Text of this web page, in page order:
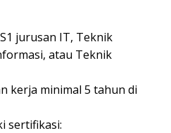
jurusan IT, Teknik
atau Teknik
kerja minimal 5 tahun di
sertifikasi: